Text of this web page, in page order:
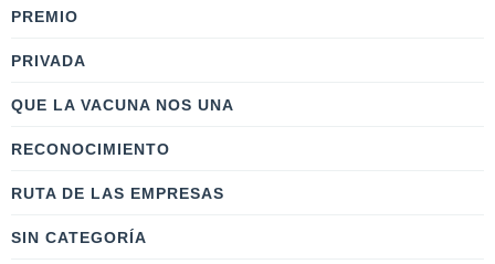
PREMIO
PRIVADA
QUE LA VACUNA NOS UNA
RECONOCIMIENTO
RUTA DE LAS EMPRESAS
SIN CATEGORÍA